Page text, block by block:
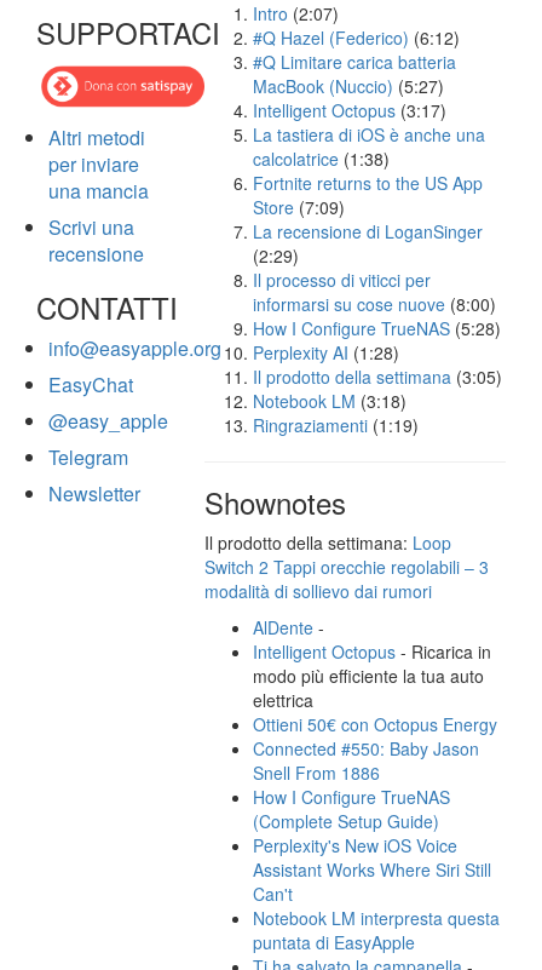
SUPPORTACI
Altri metodi
per inviare
una mancia
Scrivi una
recensione
CONTATTI
info@easyapple.org
EasyChat
@easy_apple
Telegram
Newsletter
Intro (2:07)
#Q Hazel (Federico) (6:12)
#Q Limitare carica batteria
MacBook (Nuccio) (5:27)
Intelligent Octopus (3:17)
La tastiera di iOS è anche una
calcolatrice (1:38)
Fortnite returns to the US App
Store (7:09)
La recensione di LoganSinger
(2:29)
Il processo di viticci per
informarsi su cose nuove (8:00)
How I Configure TrueNAS (5:28)
Perplexity AI (1:28)
Il prodotto della settimana (3:05)
Notebook LM (3:18)
Ringraziamenti (1:19)
Shownotes
Il prodotto della settimana: Loop
Switch 2 Tappi orecchie regolabili – 3
modalità di sollievo dai rumori
AlDente -
Intelligent Octopus - Ricarica in
modo più efficiente la tua auto
elettrica
Ottieni 50€ con Octopus Energy
Connected #550: Baby Jason
Snell From 1886
How I Configure TrueNAS
(Complete Setup Guide)
Perplexity's New iOS Voice
Assistant Works Where Siri Still
Can't
Notebook LM interpresta questa
puntata di EasyApple